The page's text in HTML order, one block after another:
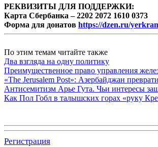
РЕКВИЗИТЫ ДЛЯ ПОДДЕРЖКИ:
Карта Сбербанка – 2202 2072 1610 0373
Форма для донатов https://dzen.ru/
По этим темам читайте также
Два взгляда на одну политику
Преимущественное право управления
«The Jerusalem Post»: Азербайджан
Антисемитизм Арье Гута. Чьи интересы
Как Пол Гобл в талышских горах «руку
Регистрация